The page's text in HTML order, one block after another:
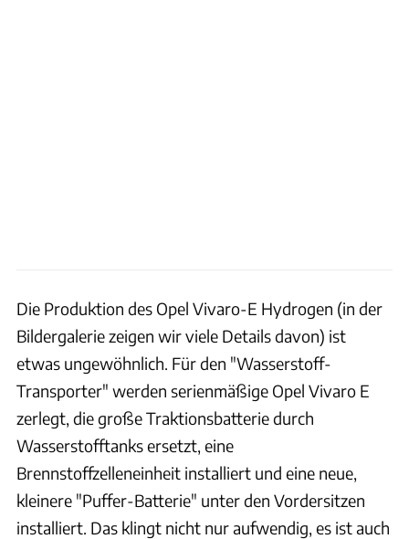
Die Produktion des Opel Vivaro-E Hydrogen (in der
Bildergalerie zeigen wir viele Details davon) ist
etwas ungewöhnlich. Für den "Wasserstoff-
Transporter" werden serienmäßige Opel Vivaro E
zerlegt, die große Traktionsbatterie durch
Wasserstofftanks ersetzt, eine
Brennstoffzelleneinheit installiert und eine neue,
kleinere "Puffer-Batterie" unter den Vordersitzen
installiert. Das klingt nicht nur aufwendig, es ist auch